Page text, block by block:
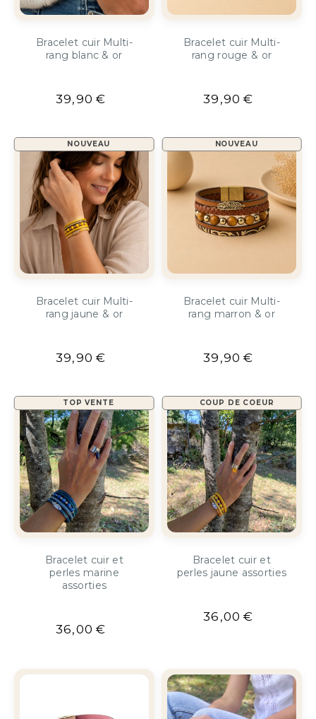
Bracelet cuir Multi-
rang blanc & or
39,90 €
Bracelet cuir Multi-
rang rouge & or
39,90 €
NOUVEAU
Bracelet cuir Multi-
rang jaune & or
39,90 €
NOUVEAU
Bracelet cuir Multi-
rang marron & or
39,90 €
TOP VENTE
Bracelet cuir et
perles marine
assorties
36,00 €
COUP DE COEUR
Bracelet cuir et
perles jaune assorties
36,00 €